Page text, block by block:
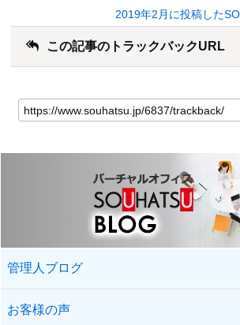
2019年2月に投稿した
この記事のトラックバックURL
管理人ブログ
お客様の声